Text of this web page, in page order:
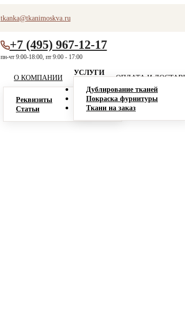
tkanka@tkanimoskva.ru
+7 (495) 967-12-17
пн-чт 9:00-18:00, пт 9:00 - 17:00
О КОМПАНИИ
Реквизиты
Статьи
УСЛУГИ
Дублирование тканей
Покраска фурнитуры
Ткани на заказ
ОПЛАТА И